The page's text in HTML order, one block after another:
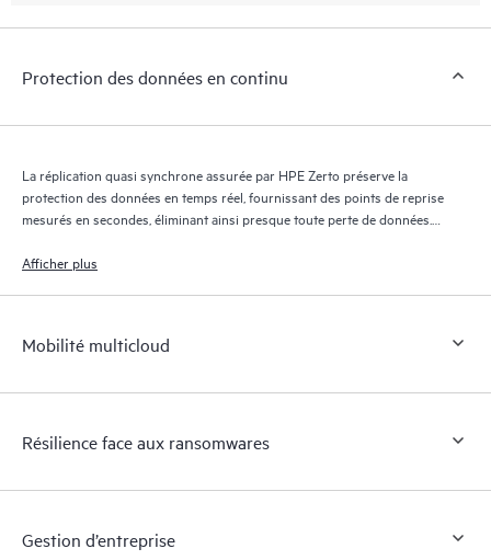
Protection des données en continu
La réplication quasi synchrone assurée par HPE Zerto préserve la
protection des données en temps réel, fournissant des points de reprise
mesurés en secondes, éliminant ainsi presque toute perte de données.
reprise pendant 30 jours maximum, offrant une reprise granulaire et
Afficher plus
Mobilité multicloud
Résilience face aux ransomwares
Gestion d’entreprise